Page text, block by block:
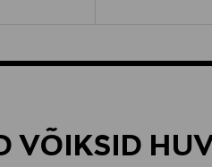
VÕIKSID